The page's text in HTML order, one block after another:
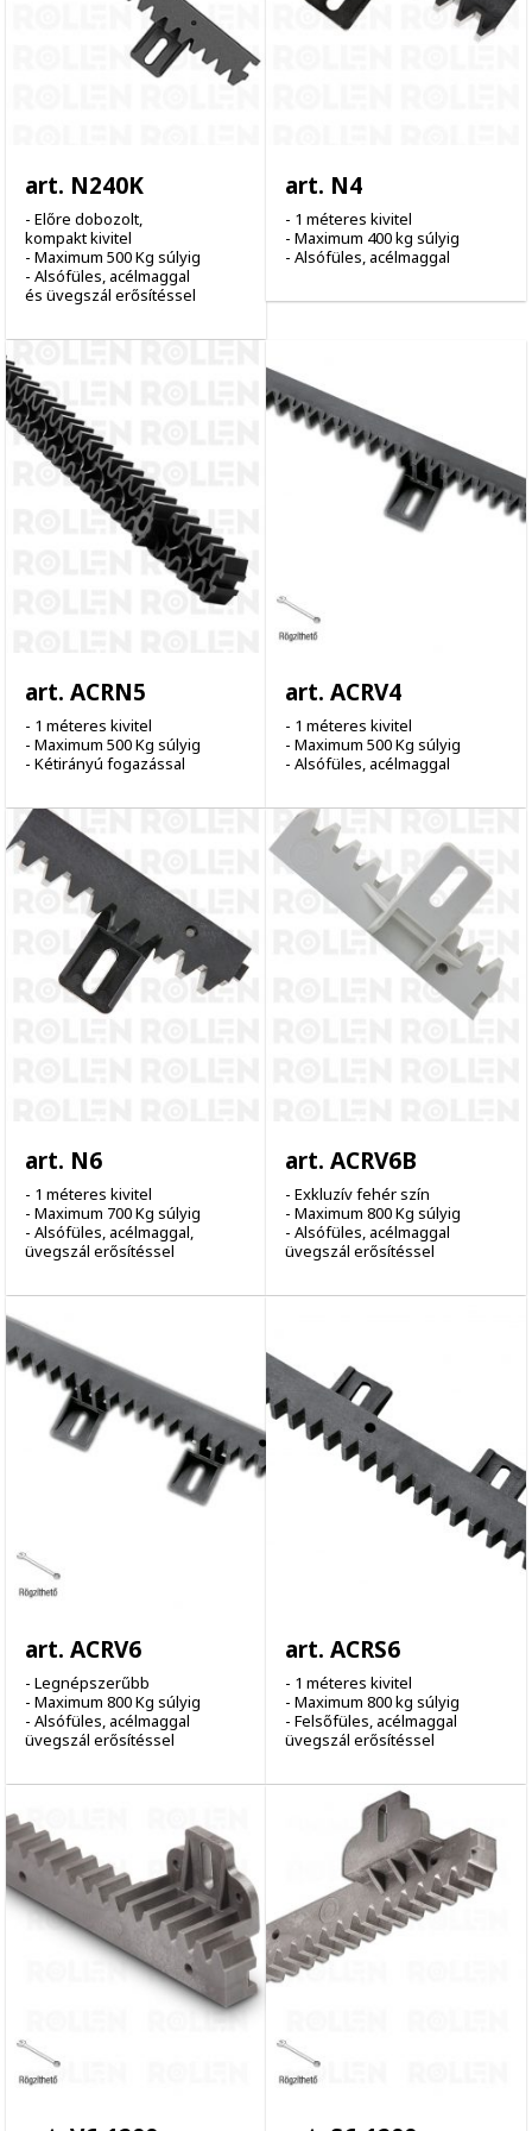
art. N240K
- Előre dobozolt,
kompakt kivitel
- Maximum 500 Kg súlyig
- Alsófüles, acélmaggal
és üvegszál erősítéssel
art. N4
- 1 méteres kivitel
- Maximum 400 kg súlyig
- Alsófüles, acélmaggal
art. ACRN5
- 1 méteres kivitel
- Maximum 500 Kg súlyig
- Kétirányú fogazással
art. ACRV4
- 1 méteres kivitel
- Maximum 500 Kg súlyig
- Alsófüles, acélmaggal
art. N6
- 1 méteres kivitel
- Maximum 700 Kg súlyig
- Alsófüles, acélmaggal,
üvegszál erősítéssel
art. ACRV6B
- Exkluzív fehér szín
- Maximum 800 Kg súlyig
- Alsófüles, acélmaggal
üvegszál erősítéssel
art. ACRV6
- Legnépszerűbb
- Maximum 800 Kg súlyig
- Alsófüles, acélmaggal
üvegszál erősítéssel
art. ACRS6
- 1 méteres kivitel
- Maximum 800 kg súlyig
- Felsőfüles, acélmaggal
üvegszál erősítéssel